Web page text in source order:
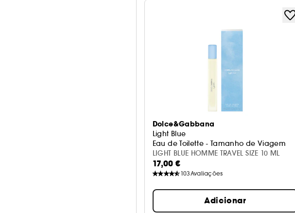
Dolce&Gabbana
Light Blue
Eau de Toilette - Tamanho de Viagem
LIGHT BLUE HOMME TRAVEL SIZE 10 ML
17,00 €
103Avaliações
Adicionar